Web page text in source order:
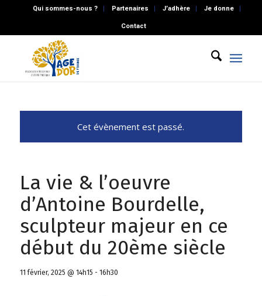
Qui sommes-nous ? Partenaires J’adhère Je donne
Contact
Cet évènement est passé.
La vie & l’oeuvre
d’Antoine Bourdelle,
sculpteur majeur en ce
début du 20ème siècle
11 février, 2025 @ 14h15 - 16h30